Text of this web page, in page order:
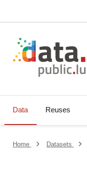
Data Reuses
Home Datasets